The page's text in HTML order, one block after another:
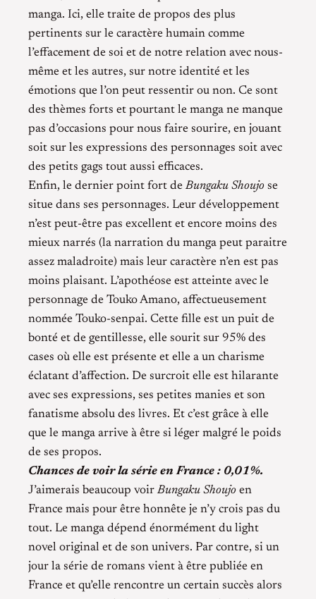
manga. Ici, elle traite de propos des plus
pertinents sur le caractère humain comme
l’effacement de soi et de notre relation avec nous-
même et les autres, sur notre identité et les
émotions que l’on peut ressentir ou non. Ce sont
des thèmes forts et pourtant le manga ne manque
pas d’occasions pour nous faire sourire, en jouant
soit sur les expressions des personnages soit avec
des petits gags tout aussi efficaces.
Enfin, le dernier point fort deBungaku Shoujo se
situe dans ses personnages. Leur développement
n’est peut-être pas excellent et encore moins des
mieux narrés (la narration du manga peut paraitre
assez maladroite) mais leur caractère n’en est pas
moins plaisant. L’apothéose est atteinte avec le
personnage de Touko Amano, affectueusement
nommée Touko-senpai. Cette fille est un puit de
bonté et de gentillesse, elle sourit sur 95% des
cases où elle est présente et elle a un charisme
éclatant d’affection. De surcroit elle est hilarante
avec ses expressions, ses petites manies et son
fanatisme absolu des livres. Et c’est grâce à elle
que le manga arrive à être si léger malgré le poids
de ses propos.
Chances de voir la série en France : 0,01%.
J’aimerais beaucoup voirBungaku Shoujo en
France mais pour être honnête je n’y crois pas du
tout. Le manga dépend énormément du light
novel original et de son univers. Par contre, si un
jour la série de romans vient à être publiée en
France et qu’elle rencontre un certain succès alors